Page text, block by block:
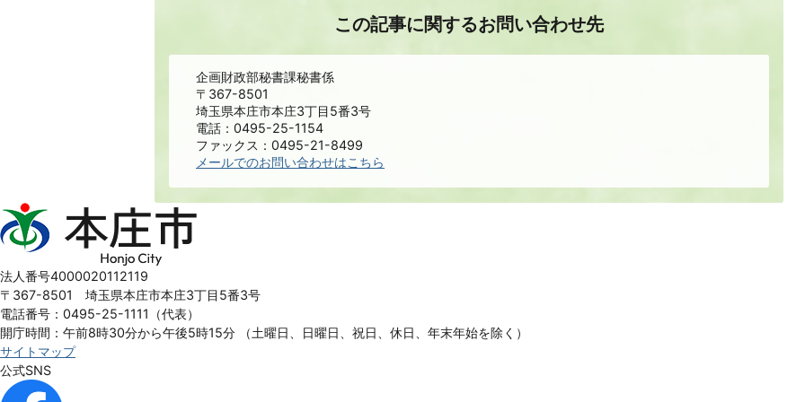
この記事に関するお問い合わせ先
企画財政部秘書課秘書係
〒367-8501
埼玉県本庄市本庄3丁目5番3号
電話：0495-25-1154
ファックス：0495-21-8499
メールでのお問い合わせはこちら
本
庄
Honjo
City
法人番号4000020112119
〒367-8501 埼玉県本庄市本庄3丁目5番3号
電話番号：0495-25-1111（代表）
開庁時間：午前8時30分から午後5時15分
（土曜日、日曜日、祝日、休日、年末年始を除く）
サイトマップ
公式SNS